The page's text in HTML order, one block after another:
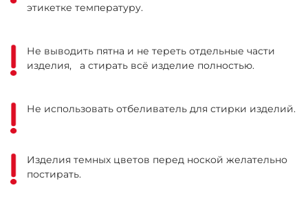
этикетке температуру.
Не выводить пятна и не тереть отдельные части
изделия, а стирать всё изделие полностью.
Не использовать отбеливатель для стирки изделий.
Изделия темных цветов перед ноской желательно
постирать.